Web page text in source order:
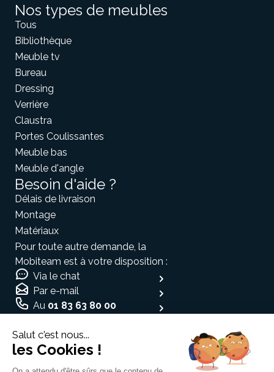
Nos types de meubles
Tous
Bibliothèque
Meuble tv
Bureau
Dressing
Verrière
Claustra
Portes Coulissantes
Meuble bas
Meuble d'angle
Besoin d'aide ?
Délais de livraison
Montage
Matériaux
Pour toute autre demande, la
Mobiteam est à votre disposition :
Via le chat
Par e-mail
Au 01 83 63 80 00
Moyen de paiement
Salut c'est nous...
les Cookies !